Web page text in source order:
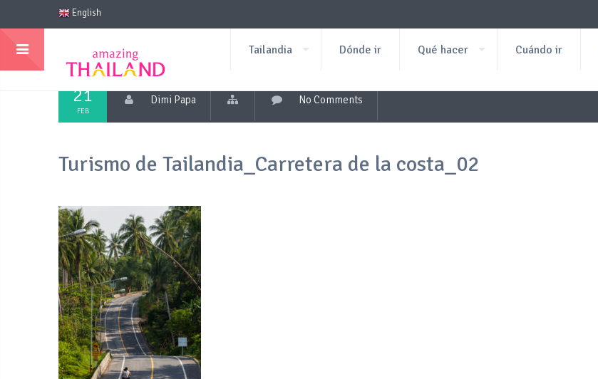
English
Tailandia Dónde ir Qué hacer Cuándo ir
21
FEB
Dimi Papa No Comments
Turismo de Tailandia_Carretera de la costa_02